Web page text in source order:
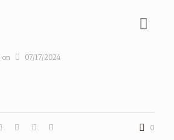
on 07/17/2024
0